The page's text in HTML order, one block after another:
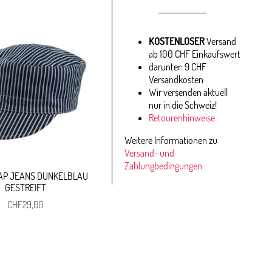
JEANS DUNKELBLAU
GESTREIFT
CHF29,00
KOSTENLOSERVersand
ab 100 CHF Einkaufswert
darunter: 9 CHF
Versandkosten
Wir versenden aktuell
nur in die Schweiz!
Retourenhinweise
Weitere Informationen zu
Versand- und
Zahlungbedingungen